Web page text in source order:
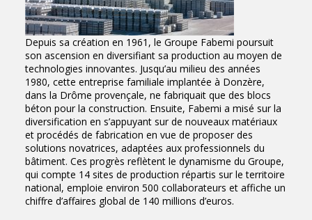
Depuis sa création en 1961, le Groupe Fabemi poursuit
son ascension en diversifiant sa production au moyen de
technologies innovantes. Jusqu’au milieu des années
1980, cette entreprise familiale implantée à Donzère,
dans la Drôme provençale, ne fabriquait que des blocs
béton pour la construction. Ensuite, Fabemi a misé sur la
diversification en s’appuyant sur de nouveaux matériaux
et procédés de fabrication en vue de proposer des
solutions novatrices, adaptées aux professionnels du
bâtiment. Ces progrès reflètent le dynamisme du Groupe,
qui compte 14 sites de production répartis sur le territoire
national, emploie environ 500 collaborateurs et affiche un
chiffre d’affaires global de 140 millions d’euros.